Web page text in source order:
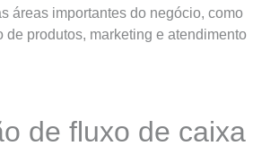
áreas importantes do negócio, como
de produtos, marketing e atendimento
de fluxo de caixa